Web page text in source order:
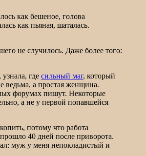
как бешеное, голова
как пьяная, шаталась.
не случилось. Даже более того:
где сильный маг, который
ведьма, а простая женщина.
форумах пишут. Некоторые
а не у первой попавшейся
потому что работа
40 дней после приворота.
муж у меня непокладистый и